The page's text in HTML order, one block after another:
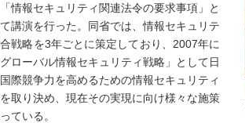
情報セキュリティ関連法令の要求事項」と
講演を行った。同省では、情報セキュリテ
戦略を3年ごとに策定しており、2007年に
ローバル情報セキュリティ戦略」として日
際競争力を高めるための情報セキュリティ
取り決め、現在その実現に向け様々な施策
ている。